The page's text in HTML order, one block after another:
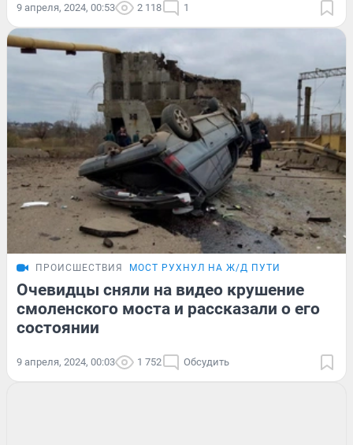
9 апреля, 2024, 00:53 2 118 1
ПРОИСШЕСТВИЯ МОСТ РУХНУЛ НА Ж/Д ПУТИ
Очевидцы сняли на видео крушение
смоленского моста и рассказали о его
состоянии
9 апреля, 2024, 00:03 1 752 Обсудить